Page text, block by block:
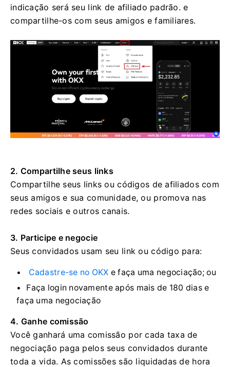
indicação será seu link de afiliado padrão.e
compartilhe-os com seus amigos e familiares.
2. Compartilhe seus links
Compartilhe seus links ou códigos de afiliados com
seus amigos e sua comunidade, ou promova nas
redes sociais e outros canais.
3. Participe e negocie
Seus convidados usam seu link ou código para:
Cadastre-se no OKX e faça uma negociação;ou
Faça login novamente após mais de 180 dias e
faça uma negociação
4. Ganhe comissão
Você ganhará uma comissão por cada taxa de
negociação paga pelos seus convidados durante
toda a vida. As comissões são liquidadas de hora